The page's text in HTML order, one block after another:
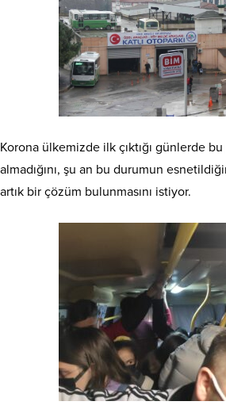
Korona ülkemizde ilk çıktığı günlerde
almadığını, şu an bu durumun
artık bir çözüm bulunmasını istiyor.